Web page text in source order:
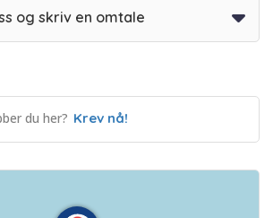
og skriv en omtale
du her? Krev nå!